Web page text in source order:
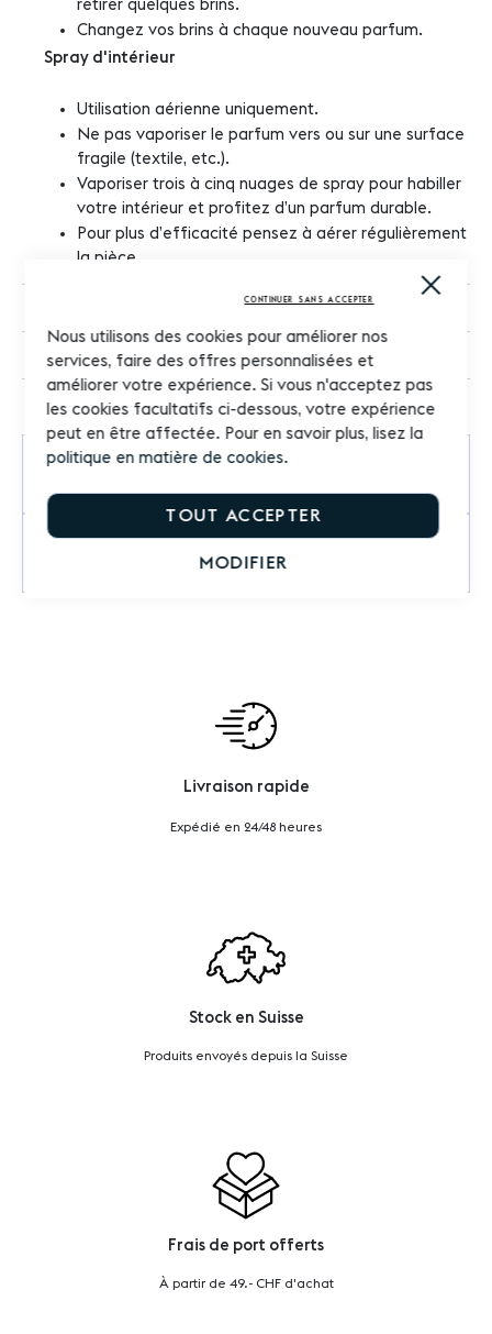
Close
Nous utilisons des cookies pour améliorer nos
services, faire des offres personnalisées et
améliorer votre expérience. Si vous n'acceptez pas
les cookies facultatifs ci-dessous, votre expérience
peut en être affectée. Pour en savoir plus, lisez la
politique en matière de cookies.
TOUT ACCEPTER
MODIFIER
CONTINUER SANS ACCEPTER
retirer quelques brins.
Changez vos brins à chaque nouveau parfum.
Spray d'intérieur
Utilisation aérienne uniquement.
Ne pas vaporiser le parfum vers ou sur une surface
fragile (textile, etc.).
Vaporiser trois à cinq nuages de spray pour habiller
votre intérieur et profitez d’un parfum durable.
Pour plus d’efficacité pensez à aérer régulièrement
la pièce.
Diffuseur à bâtonnets
Rechargeable
Questions sur le produit
Livraison rapide
Expédié en 24/48 heures
Stock en Suisse
Produits envoyés depuis la Suisse
Frais de port offerts
À partir de 49.- CHF d'achat